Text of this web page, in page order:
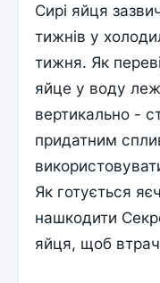
Сирі яйця
тижнів у
тижня. Як
яйце у воду
вертикально -
придатним
Як готується
нашкодити
яйця, щоб